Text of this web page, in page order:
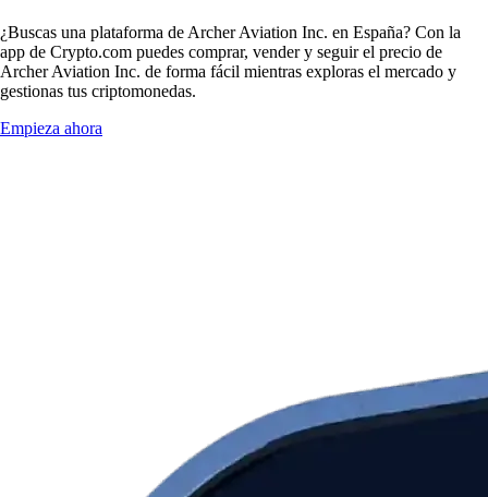
¿Buscas una plataforma de Archer Aviation Inc. en España? Con la
app de Crypto.com puedes comprar, vender y seguir el precio de
Archer Aviation Inc. de forma fácil mientras exploras el mercado y
gestionas tus criptomonedas.
Empieza ahora